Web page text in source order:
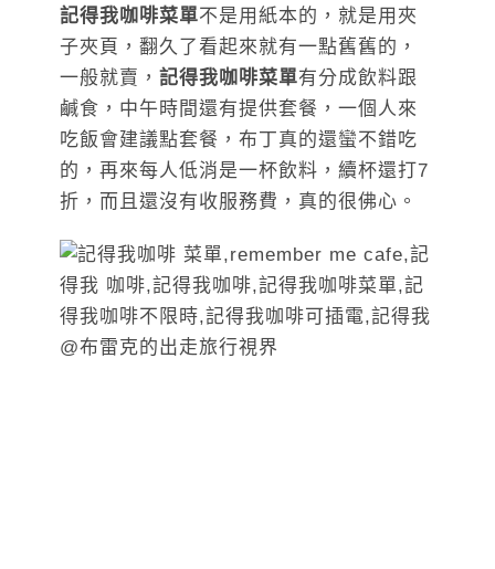
記得我咖啡菜單不是用紙本的，就是用夾
子夾頁，翻久了看起來就有一點舊舊的，
一般就賣， 記得我咖啡菜單有分成飲料跟
鹹食，中午時間還有提供套餐，一個人來
吃飯會建議點套餐，布丁真的還蠻不錯吃
的，再來每人低消是一杯飲料，續杯還打7
折，而且還沒有收服務費，真的很佛心。